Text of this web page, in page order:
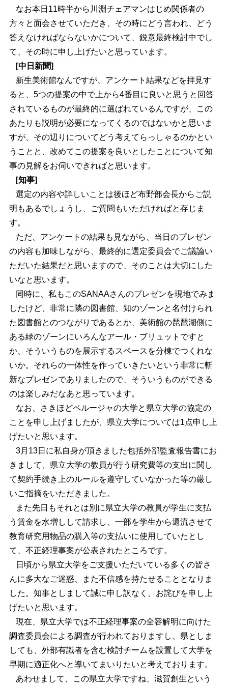
なお本日11時半から川淵チェアマンはじめ関係者の
方々と面会させていただき、その時にどう言われ、どう
答えなければならないかについて、鋭意最終検討中でし
て、その時に申し上げたいと思っています。
[中日新聞]
新生美術館なんですが、アンケート結果などを拝見す
ると、5つの提案の中で上から4番目に良いと思うと回答
されているものが最終的に選ばれているんですが、この
あたりも説明が必要になってくるのではないかと思いま
すが、その辺りについてどう考えてらっしゃるのかとい
うことと、改めてこの提案を良いとしたことについて知
事の見解をお伺いできればと思います。
[知事]
選定の内容や詳しいことは後ほど布野部会長からご説
明もあるでしょうし、ご質問もいただければと存じま
す。
ただ、アンケートの結果も見ながら、当日のプレゼン
の内容も加味しながら、最終的に選定委員会でご議論い
ただいた結果だと思いますので、そのことは大切にした
いなと思います。
同時に、私もこのSANAAさんのプレゼンを現地でみま
したけど、非常に隣の図書館、知のゾーンと名付けられ
た図書館とのつながりであるとか、美術館の琵琶湖側に
ある緑のゾーンにいろんなアール・ブリュットですと
か、そういうものを展示するスペースを分棟でつくれな
いか。それらの一体性を作っていきたいという非常に斬
新なプレゼンでありましたので、そういうものができる
のは楽しみだなあと思っています。
なお、さきほどペルージャの大学と県立大学の協定の
ことを申し上げましたが、県立大学については1点申し上
げたいと思います。
3月13日に私自身が頂きました包括外部監査報告書にお
きまして、県立大学の教員が行う研究費等の支出に関し
て契約手続き上のルールを遵守していなかった等の厳し
いご指摘をいただきました。
また先日もそれとは別に県立大学の教員が学生に支払
う賃金を水増しして請求し、一部を学生から還流させて
教育研究用物品の購入等の支払いに使用していたとし
て、不正経理事案が公表されたところです。
日頃から県立大学をご支援いただいている多くの皆さ
んに多大なご迷惑、また不信感を持たせることとなりま
した。知事としまして誠に申し訳なく、お詫びを申し上
げたいと思います。
現在、県立大学では不正経理事案の全容解明に向けた
調査委員会による調査が行われておりますし、県としま
しても、外部有識者を含む検討チームを設置して大学を
早期に適正化へと導いてまいりたいと考えております。
あわせまして、この県立大学ですね、滋賀創生という